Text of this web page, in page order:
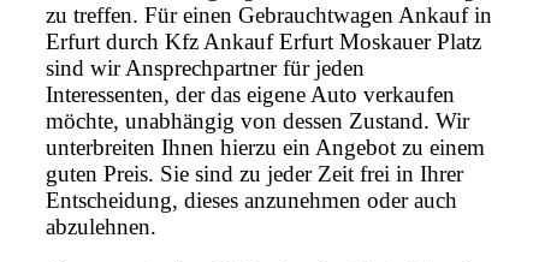
zu treffen. Für einen Gebrauchtwagen Ankauf in
Erfurt durch Kfz Ankauf Erfurt Moskauer Platz
sind wir Ansprechpartner für jeden
Interessenten, der das eigene Auto verkaufen
möchte, unabhängig von dessen Zustand. Wir
unterbreiten Ihnen hierzu ein Angebot zu einem
guten Preis. Sie sind zu jeder Zeit frei in Ihrer
Entscheidung, dieses anzunehmen oder auch
abzulehnen.